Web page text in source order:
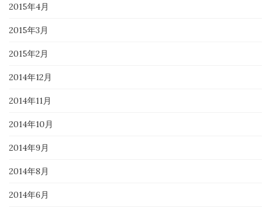
2015年4月
2015年3月
2015年2月
2014年12月
2014年11月
2014年10月
2014年9月
2014年8月
2014年6月